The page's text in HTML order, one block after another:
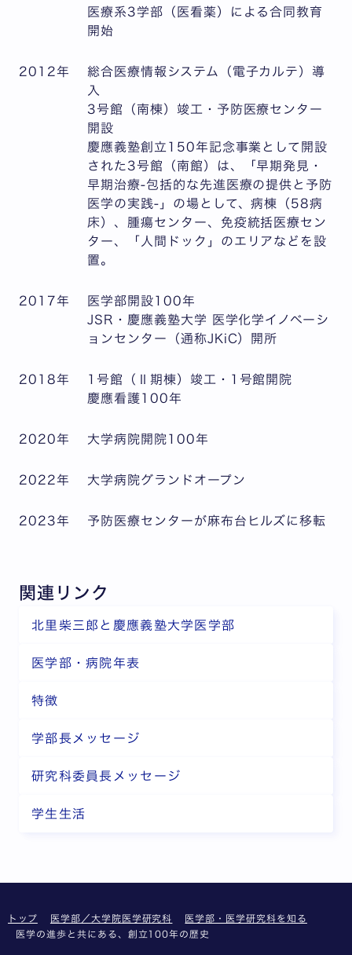
医療系3学部（医看薬）による合同教育
開始
2012年
総合医療情報システム（電子カルテ）導
入
3号館（南棟）竣工・予防医療センター
開設
慶應義塾創立150年記念事業として開設
された3号館（南館）は、「早期発見・
早期治療-包括的な先進医療の提供と予防
医学の実践-」の場として、病棟（58病
床）、腫瘍センター、免疫統括医療セン
ター、「人間ドック」のエリアなどを設
置。
2017年
医学部開設100年
JSR・慶應義塾大学 医学化学イノベーシ
ョンセンター（通称JKiC）開所
2018年
1号館（Ⅱ期棟）竣工・1号館開院
慶應看護100年
2020年 大学病院開院100年
2022年 大学病院グランドオープン
2023年 予防医療センターが麻布台ヒルズに移転
関連リンク
北里柴三郎と慶應義塾大学医学部
医学部・病院年表
特徴
学部長メッセージ
研究科委員長メッセージ
学生生活
トップ 医学部／大学院医学研究科
医学部・医学研究科を知る
医学の進歩と共にある、創立100年の歴史